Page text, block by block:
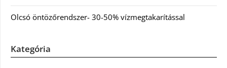
Olcsó öntözőrendszer- 30-50% vízmegtakarítással
Kategória